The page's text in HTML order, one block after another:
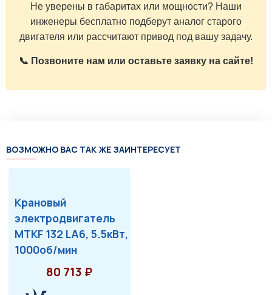
Не уверены в габаритах или мощности? Наши
инженеры бесплатно подберут аналог старого
двигателя или рассчитают привод под вашу задачу.
📞 Позвоните нам или оставьте заявку на сайте!
ВОЗМОЖНО ВАС ТАК ЖЕ ЗАИНТЕРЕСУЕТ
Крановый
электродвигатель
MTKF 132 LA6, 5.5кВт,
1000об/мин
80 713 ₽